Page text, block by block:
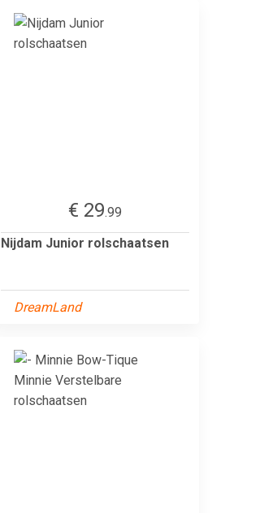
€ 29.99
Nijdam Junior rolschaatsen
DreamLand